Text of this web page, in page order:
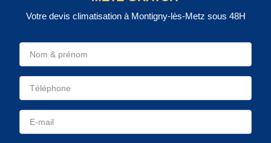
Votre devis climatisation à Montigny-lès-Metz sous 48H